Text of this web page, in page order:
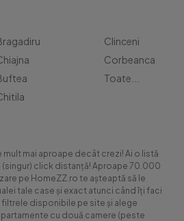
Clinceni
Corbeanca
Toate...
mai aproape decât crezi! Ai o listă
(singur) click distanță! Aproape 70.000
pe HomeZZ.ro te așteaptă să le
tale case și exact atunci când îți faci
disponibile pe site și alege
cu două camere (peste